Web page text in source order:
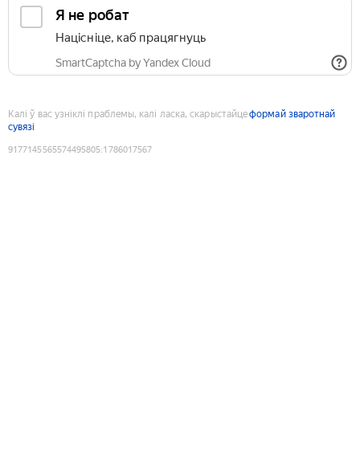
Я не робат
Націсніце, каб працягнуць
SmartCaptcha by Yandex Cloud
Калі ў вас узніклі праблемы, калі ласка, скарыстайцеформай зваротнай
сувязі
9177145565574495805:1786017567